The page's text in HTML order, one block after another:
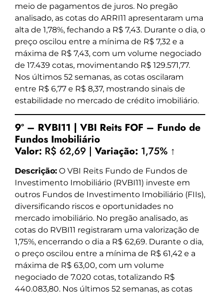
meio de pagamentos de juros. No pregão
analisado, as cotas do ARRI11 apresentaram uma
alta de 1,78%, fechando a R$ 7,43. Durante o dia, o
preço oscilou entre a mínima de R$ 7,32 e a
máxima de R$ 7,43, com um volume negociado
de 17.439 cotas, movimentando R$ 129.571,77.
Nos últimos 52 semanas, as cotas oscilaram
entre R$ 6,77 e R$ 8,37, mostrando sinais de
estabilidade no mercado de crédito imobiliário.
9º – RVBI11 | VBI Reits FOF – Fundo de
Fundos Imobiliário
Valor: R$ 62,69 | Variação: 1,75% ↑
Descrição: O VBI Reits Fundo de Fundos de
Investimento Imobiliário (RVBI11) investe em
outros Fundos de Investimento Imobiliário (FIIs),
diversificando riscos e oportunidades no
mercado imobiliário. No pregão analisado, as
cotas do RVBI11 registraram uma valorização de
1,75%, encerrando o dia a R$ 62,69. Durante o dia,
o preço oscilou entre a mínima de R$ 61,42 e a
máxima de R$ 63,00, com um volume
negociado de 7.020 cotas, totalizando R$
440.083,80. Nos últimos 52 semanas, as cotas